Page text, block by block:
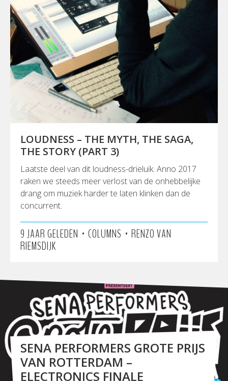
LOUDNESS – THE MYTH, THE SAGA,
THE STORY (PART 3)
Laatste deel van dit loudness-drieluik. Anno 2017
raken we steeds meer verlost van de onhebbelijke
drang om muziek harder te laten klinken dan de
concurrent.
9 JAAR GELEDEN • COLUMNS • RENZO VAN
RIEMSDIJK
SENA PERFORMERS GROTE PRIJS
VAN ROTTERDAM –
ELECTRONICS FINALE